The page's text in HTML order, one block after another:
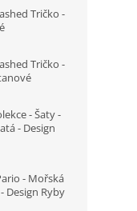
Tričko -
Tričko -
- Šaty -
- Design
- Mořská
Design Ryby